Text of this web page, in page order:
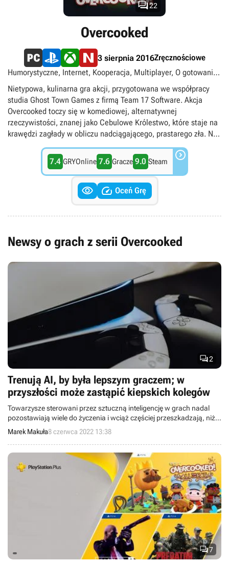
22
Overcooked
3 sierpnia 2016Zręcznościowe
Humorystyczne, Internet, Kooperacja, Multiplayer, O gotowaniu,
Podzielony/wspólny ekran, Singleplayer, Widok izometryczny,
singleplayer, multiplayer
Nietypowa, kulinarna gra akcji, przygotowana we współpracy
studia Ghost Town Games z firmą Team 17 Software. Akcja
Overcooked toczy się w komediowej, alternatywnej
rzeczywistości, znanej jako Cebulowe Królestwo, które staje na
krawędzi zagłady w obliczu nadciągającego, prastarego zła. Na
szczęście ową podłą istotę można po prostu zjeść, jednak do
ugotowania bestii potrzebni są wybitni kucharze, w których role
wcielają się kontrolowani przez graczy bohaterowie. Podczas
zabawy stawiają oni czoła serii coraz trudniejszych wyzwań,
których celem jest przygotowywanie rozmaitych potraw, z
koniecznością trzymania się receptury i dostarczania
większości kuchni znajdziemy wiele ruchomych elementów i
pułapek, pomiędzy jakimi musimy zręcznie lawirować. Samotne
wieloosobowym, gdzie kucharze mogą ze sobą współpracować
7.4 GRYOnline 7.6 Gracze 9.0 Steam 
  Oceń Grę
Newsy o grach z serii Overcooked
2
Trenują AI, by była lepszym graczem; w
przyszłości może zastąpić kiepskich kolegów
Towarzysze sterowani przez sztuczną inteligencję w grach nadal
pozostawiają wiele do życzenia i wciąż częściej przeszkadzają, niż
pomagają. Wkrótce może się to jednak zmienić, a to dzięki
badaniom prowadzonym przez naukowców z DeepMind i MIT,
którzy starają się poprawić AI postaci sterowanych przez komputer.
Idzie im całkiem nieźle.
Marek Makuła8 czerwca 2022 13:38
7